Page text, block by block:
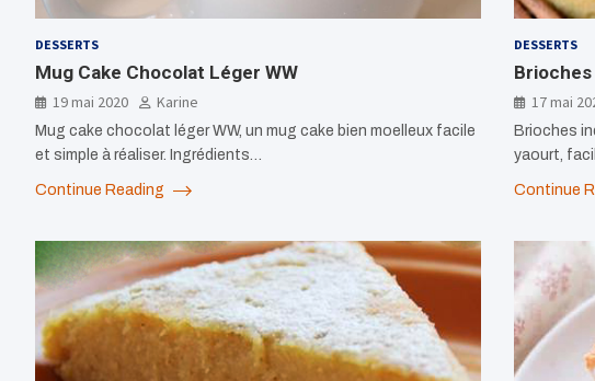
DESSERTS
Mug Cake Chocolat Léger WW
19 mai 2020 Karine
Mug cake chocolat léger WW, un mug cake bien moelleux facile
et simple à réaliser. Ingrédients…
Continue Reading
DESSERTS
17 mai
Brioches
yaourt,
Continue